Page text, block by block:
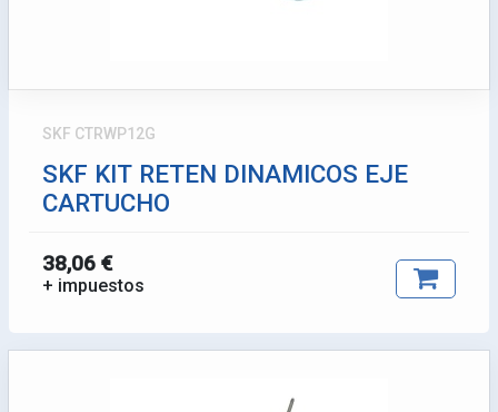
SKF CTRWP12G
SKF KIT RETEN DINAMICOS EJE
CARTUCHO
38,06 €
+ impuestos